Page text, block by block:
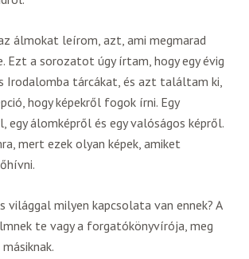
álmokat leírom, azt, ami megmarad
Ezt a sorozatot úgy írtam, hogy egy évig
Irodalomba tárcákat, és azt találtam ki,
hogy képekről fogok írni. Egy
egy álomképről és egy valóságos képről.
mert ezek olyan képek, amiket
világgal milyen kapcsolata van ennek? A
te vagy a forgatókönyvírója, meg